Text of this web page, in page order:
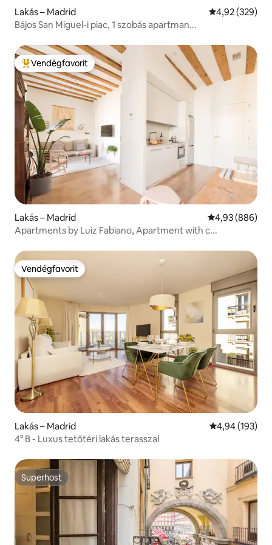
Lakás – Madrid Átlagos
4,92 (329)
Bájos San Miguel-i piac, 1 szobás apartman...
Kiemelt vendégfavorit
Vendégfavorit
Lakás – Madrid Átlagos
4,93 (886)
Apartments by Luiz Fabiano, Apartment with c...
Vendégfavorit
Vendégfavorit
Lakás – Madrid Átlagos
4,94 (193)
4° B - Luxus tetőtéri lakás terasszal
Superhost
Superhost